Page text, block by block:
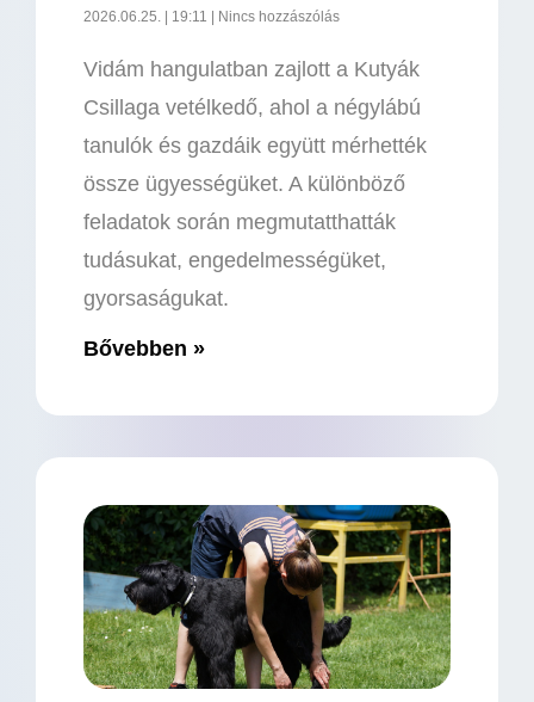
2026.06.25. 19:11 Nincs hozzászólás
Vidám hangulatban zajlott a Kutyák
Csillaga vetélkedő, ahol a négylábú
tanulók és gazdáik együtt mérhették
össze ügyességüket. A különböző
feladatok során megmutatthatták
tudásukat, engedelmességüket,
gyorsaságukat.
Bővebben »